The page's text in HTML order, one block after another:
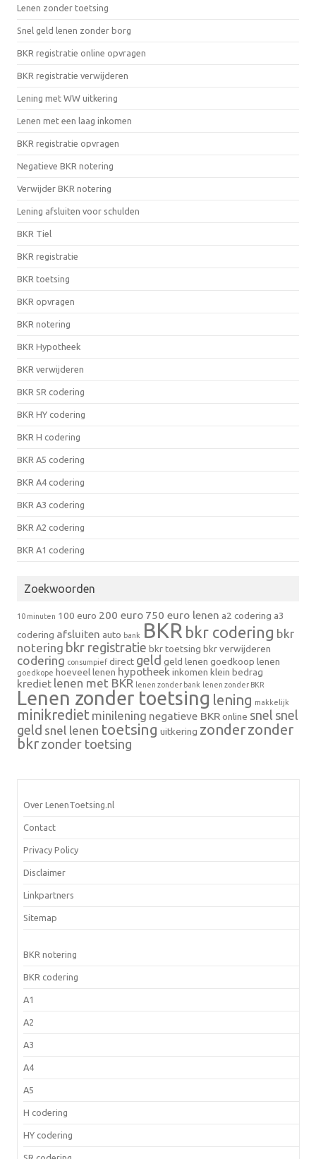
Lenen zonder toetsing
Snel geld lenen zonder borg
BKR registratie online opvragen
BKR registratie verwijderen
Lening met WW uitkering
Lenen met een laag inkomen
BKR registratie opvragen
Negatieve BKR notering
Verwijder BKR notering
Lening afsluiten voor schulden
BKR Tiel
BKR registratie
BKR toetsing
BKR opvragen
BKR notering
BKR Hypotheek
BKR verwijderen
BKR SR codering
BKR HY codering
BKR H codering
BKR A5 codering
BKR A4 codering
BKR A3 codering
BKR A2 codering
BKR A1 codering
Zoekwoorden
10 minuten 100 euro 200 euro 750 euro lenen a2 codering a3
codering afsluiten auto bank BKR bkr codering bkr
notering bkr registratie bkr toetsing bkr verwijderen
codering consumpief direct geld geld lenen goedkoop lenen
goedkope hoeveel lenen hypotheek inkomen klein bedrag
krediet lenen met BKR lenen zonder bank lenen zonder BKR
Lenen zonder toetsing lening makkelijk
minikrediet minilening negatieve BKRonline snel snel
geld snel lenen toetsing uitkering zonderzonder
bkr zonder toetsing
Over LenenToetsing.nl
Contact
Privacy Policy
Disclaimer
Linkpartners
Sitemap
BKR notering
BKR codering
A1
A2
A3
A4
A5
H codering
HY codering